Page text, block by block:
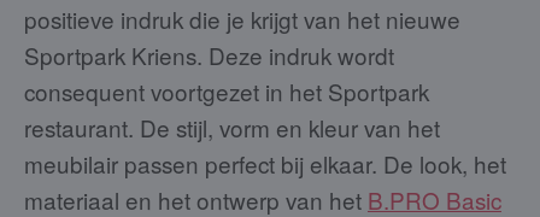
positieve indruk die je krijgt van het nieuwe
Sportpark Kriens. Deze indruk wordt
consequent voortgezet in het Sportpark
restaurant. De stijl, vorm en kleur van het
meubilair passen perfect bij elkaar. De look, het
materiaal en het ontwerp van het B.PRO Basic